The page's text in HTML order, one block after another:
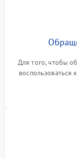
Для того, чтобы
или